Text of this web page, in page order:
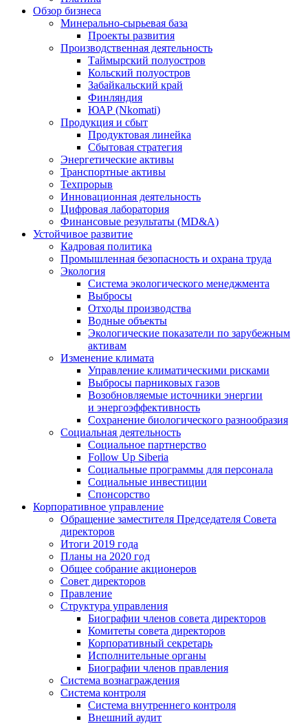
Обзор бизнеса
Минерально-сырьевая база
Проекты развития
Производственная деятельность
Таймырский полуостров
Кольский полуостров
Забайкальский край
Финляндия
ЮАР (Nkomati)
Продукция и сбыт
Продуктовая линейка
Сбытовая стратегия
Энергетические активы
Транспортные активы
Техпрорыв
Инновационная деятельность
Цифровая лаборатория
Финансовые результаты (MD&A)
Устойчивое развитие
Кадровая политика
Промышленная безопасность и охрана труда
Экология
Система экологического менеджмента
Выбросы
Отходы производства
Водные объекты
Экологические показатели по зарубежным
активам
Изменение климата
Управление климатическими рисками
Выбросы парниковых газов
Возобновляемые источники энергии
и энергоэффективность
Сохранение биологического разнообразия
Социальная деятельность
Социальное партнерство
Follow Up Siberia
Социальные программы для персонала
Социальные инвестиции
Спонсорство
Корпоративное управление
Обращение заместителя Председателя Совета
директоров
Итоги 2019 года
Планы на 2020 год
Общее собрание акционеров
Совет директоров
Правление
Структура управления
Биографии членов совета директоров
Комитеты совета директоров
Корпоративный секретарь
Исполнительные органы
Биографии членов правления
Система вознаграждения
Система контроля
Система внутреннего контроля
Внешний аудит